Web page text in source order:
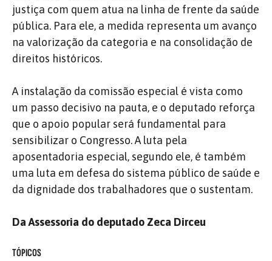
justiça com quem atua na linha de frente da saúde
pública. Para ele, a medida representa um avanço
na valorização da categoria e na consolidação de
direitos históricos.
A instalação da comissão especial é vista como
um passo decisivo na pauta, e o deputado reforça
que o apoio popular será fundamental para
sensibilizar o Congresso. A luta pela
aposentadoria especial, segundo ele, é também
uma luta em defesa do sistema público de saúde e
da dignidade dos trabalhadores que o sustentam.
Da Assessoria do deputado Zeca Dirceu
TÓPICOS